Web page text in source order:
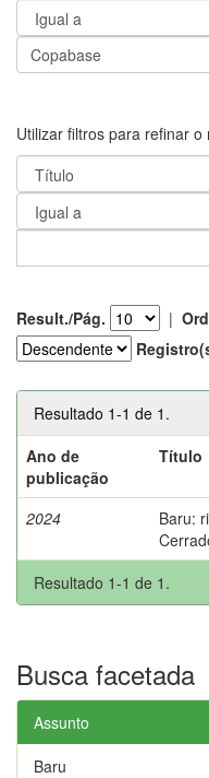
Utilizar filtros para refinar
Result./Pág. |
Resultado 1-1 de 1.
Ano de
publicação
Título
2024
Baru:
Resultado 1-1 de 1.
Busca facetada
Assunto
Baru